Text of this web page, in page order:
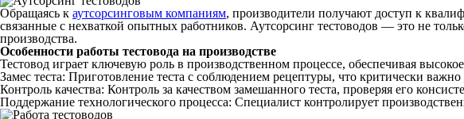
Обращаясь к аутсорсинговым компаниям, производители получают доступ к
связанные с нехваткой опытных работников. Аутсорсинг тестоводов — это не
производства.
Особенности работы тестовода на производстве
Тестовод играет ключевую роль в производственном процессе, обеспечивая высокое
Замес теста: Приготовление теста с соблюдением рецептуры, что критически
Контроль качества: Контроль за качеством замешанного теста, проверяя его
Поддержание технологического процесса: Специалист контролирует